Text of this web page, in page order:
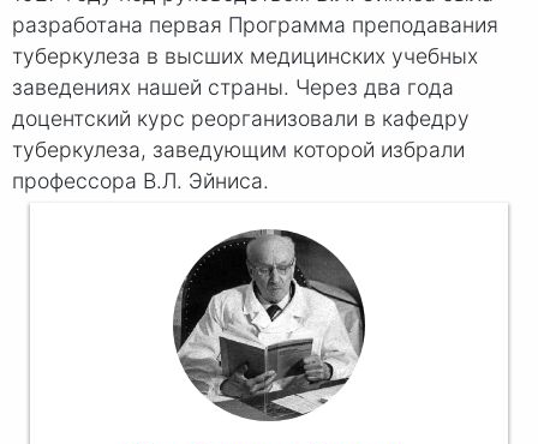
разработана первая Программа преподавания
туберкулеза в высших медицинских учебных
заведениях нашей страны. Через два года
доцентский курс реорганизовали в кафедру
туберкулеза, заведующим которой избрали
профессора В.Л. Эйниса.